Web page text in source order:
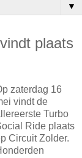
▼
plaats
zaterdag 16
vindt de
Turbo
Ride plaats
Circuit Zolder.